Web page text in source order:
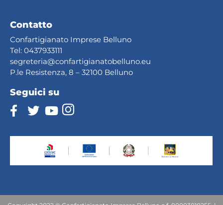
Contatto
Confartigianato Imprese Belluno
Tel: 0437933111
segreteria@confartigianatobelluno.eu
P.le Resistenza, 8 – 32100 Belluno
Seguici su